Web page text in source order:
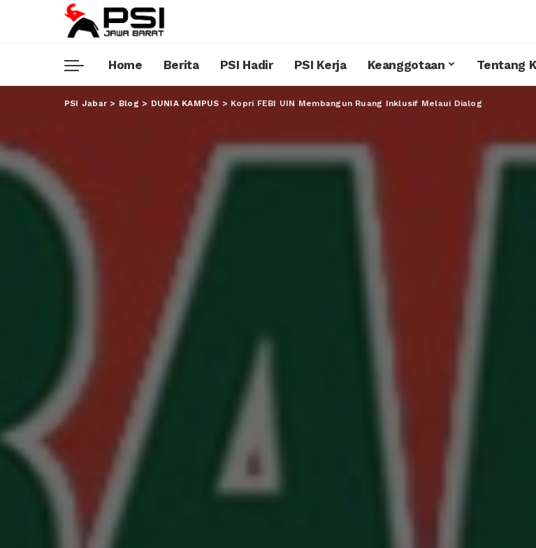
Home Berita PSI Hadir PSI Kerja Keanggotaan Tentang
PSI Jabar > Blog > DUNIA KAMPUS > Kopri FEBI UIN Membangun Ruang Inklusif Melaui Dialog